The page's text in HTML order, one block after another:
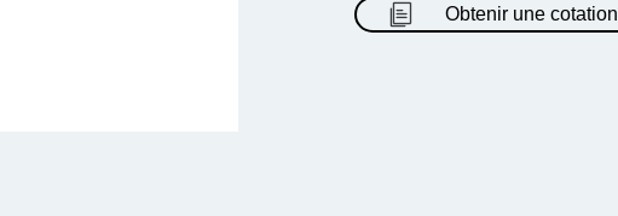
Obtenir une cotation